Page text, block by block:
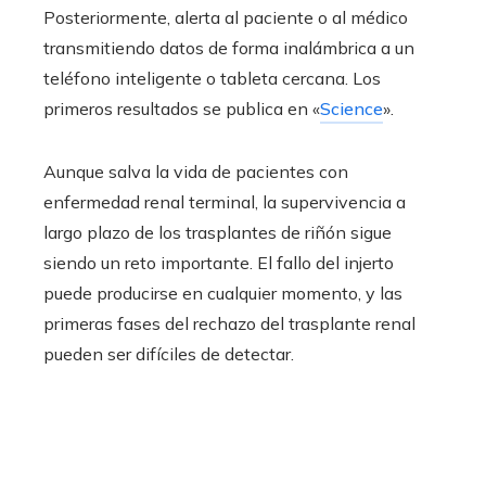
Posteriormente, alerta al paciente o al médico
transmitiendo datos de forma inalámbrica a un
teléfono inteligente o tableta cercana. Los
primeros resultados se publica en «Science».
Aunque salva la vida de pacientes con
enfermedad renal terminal, la supervivencia a
largo plazo de los trasplantes de riñón sigue
siendo un reto importante. El fallo del injerto
puede producirse en cualquier momento, y las
primeras fases del rechazo del trasplante renal
pueden ser difíciles de detectar.